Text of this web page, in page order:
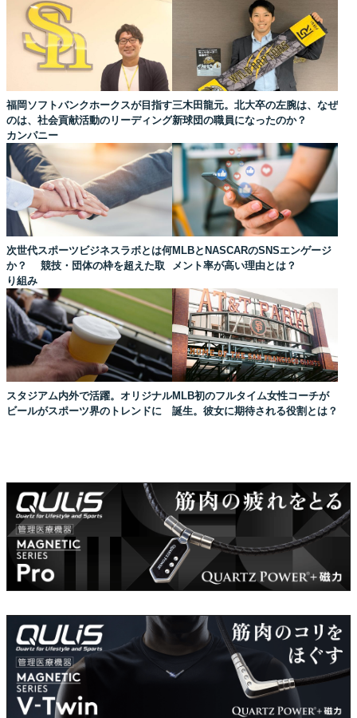
福岡ソフトバンクホークスが目指す
のは、社会貢献活動のリーディング
カンパニー
三木田龍元。北大卒の左腕は、なぜ
新球団の職員になったのか？
次世代スポーツビジネスラボとは何
か？ 競技・団体の枠を超えた取
り組み
MLBとNASCARのSNSエンゲージ
メント率が高い理由とは？
スタジアム内外で活躍。オリジナル
ビールがスポーツ界のトレンドに
MLB初のフルタイム女性コーチが
誕生。彼女に期待される役割とは？